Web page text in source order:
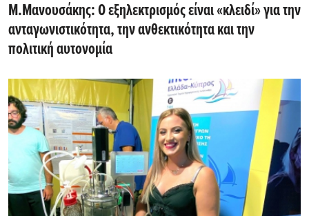
M.Μανουσάκης: Ο εξηλεκτρισμός είναι «κλειδί» για την
ανταγωνιστικότητα, την ανθεκτικότητα και την
πολιτική αυτονομία